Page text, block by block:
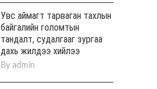
Увс аймагт тарваган тахлын
байгалийн голомтын
тандалт, судалгааг зургаа
дахь жилдээ хийлээ
By admin